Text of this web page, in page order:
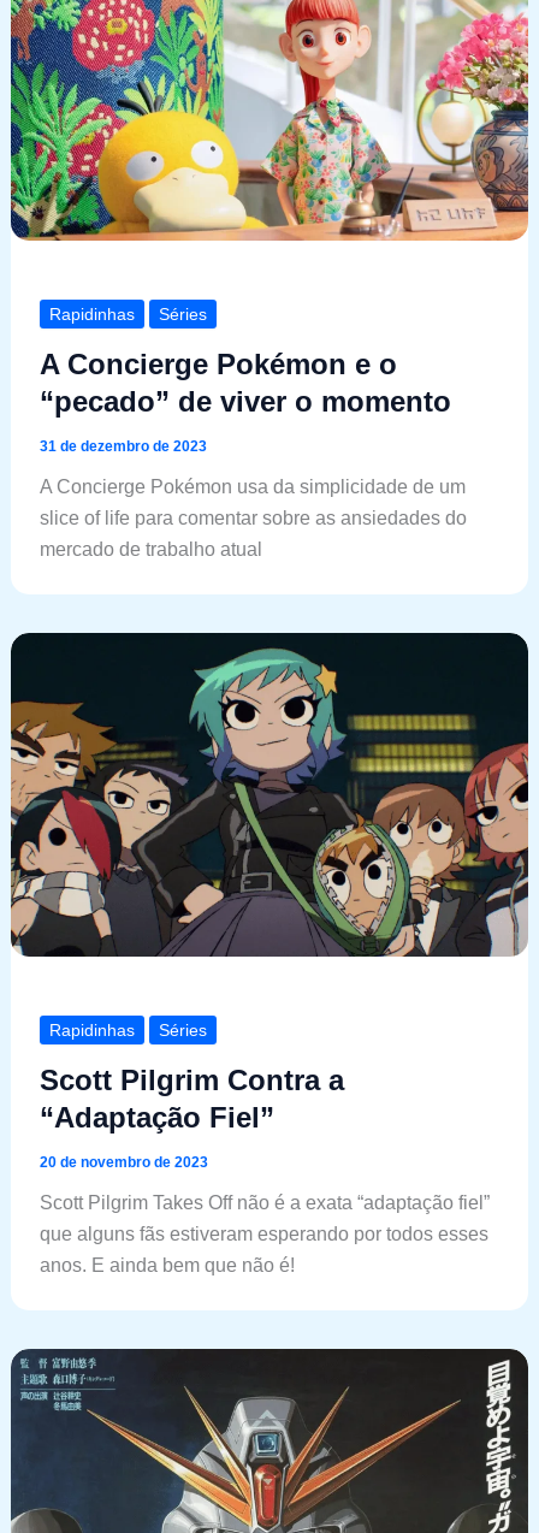
Rapidinhas Séries
A Concierge Pokémon e o
“pecado” de viver o momento
31 de dezembro de 2023
A Concierge Pokémon usa da simplicidade de um
slice of life para comentar sobre as ansiedades do
mercado de trabalho atual
Rapidinhas Séries
Scott Pilgrim Contra a
“Adaptação Fiel”
20 de novembro de 2023
Scott Pilgrim Takes Off não é a exata “adaptação fiel”
que alguns fãs estiveram esperando por todos esses
anos. E ainda bem que não é!